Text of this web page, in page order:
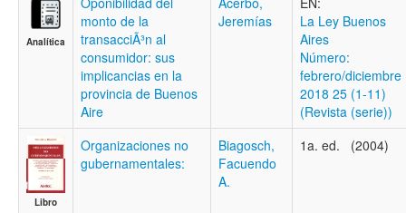
Analítica
monto de la
transacciÃ³n al
consumidor: sus
implicancias en la
provincia de Buenos
Aire
Jeremías
La Ley Buenos
Aires
Número:
febrero/diciembre
2018 25 (1-11)
(Revista (serie))
Libro
Organizaciones no
gubernamentales:
Biagosch,
Facuendo
A.
1a. ed. (2004)